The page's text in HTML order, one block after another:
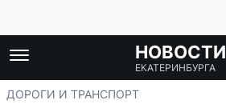
НОВОСТИ
ЕКАТЕРИНБУРГА
ДОРОГИ И ТРАНСПОРТ